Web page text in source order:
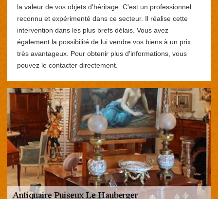
la valeur de vos objets d'héritage. C'est un professionnel
reconnu et expérimenté dans ce secteur. Il réalise cette
intervention dans les plus brefs délais. Vous avez
également la possibilité de lui vendre vos biens à un prix
très avantageux. Pour obtenir plus d'informations, vous
pouvez le contacter directement.